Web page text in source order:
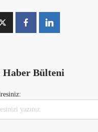
Haber Bülteni